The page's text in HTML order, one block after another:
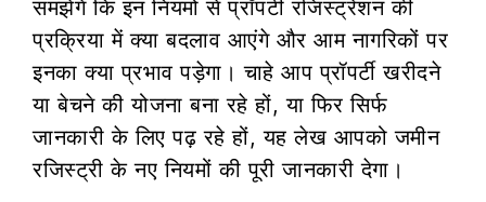
समझेंगे कि इन नियमों से प्रॉपर्टी रजिस्ट्रेशन की
प्रक्रिया में क्या बदलाव आएंगे और आम नागरिकों पर
इनका क्या प्रभाव पड़ेगा। चाहे आप प्रॉपर्टी खरीदने
या बेचने की योजना बना रहे हों, या फिर सिर्फ
जानकारी के लिए पढ़ रहे हों, यह लेख आपको जमीन
रजिस्ट्री के नए नियमों की पूरी जानकारी देगा।